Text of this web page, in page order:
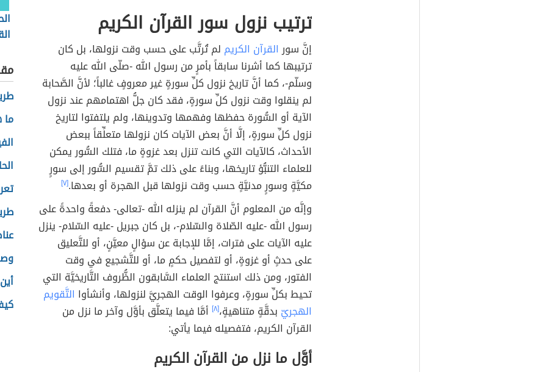
ترتيب نزول سور القرآن الكريم
إنَّ سورالقرآن الكريم لم تُرتَّب على حسب وقت نزولها، بل كان
ترتيبها كما أشرنا سابقاً بأمرٍ من رسول الله -صلّى الله عليه
وسلّم-، كما أنَّ تاريخ نزول كلِّ سورةٍ غير معروفٍ غالباً؛ لأنَّ الصَّحابة
لم ينقلوا وقت نزول كلِّ سورةٍ، فقد كان جلُّ اهتمامهم عند نزول
الآية أو السُّورة حفظها وفهمها وتدوينها، ولم يلتفتوا لتاريخ
نزول كلِّ سورةٍ، إلَّا أنَّ بعض الآيات كان نزولها متعلِّقاً ببعض
الأحداث، كالآيات التي كانت تنزل بعد غزوةٍ ما، فتلك السُّور يمكن
للعلماء التنبُّؤ تاريخها، وبناءً على ذلك تمَّ تقسيم السُّور إلى سورٍ
مكيَّةٍ وسورٍ مدنيَّةٍ حسب وقت نزولها قبل الهجرة أو بعدها.[٧]
وإنَّه من المعلوم أنَّ القرآن لم ينزله الله -تعالى- دفعةً واحدةً على
رسول الله -عليه الصّلاة والسّلام-، بل كان جبريل -عليه السّلام- ينزل
عليه الآيات على فترات، إمَّا للإجابة عن سؤالٍ معيَّنٍ، أو للتَّعليق
على حدثٍ أو غزوةٍ، أو لتفصيل حكمٍ ما، أو للتَّشجيع في وقت
الفتور، ومن ذلك استنتج العلماء السَّابقون الظُّروف التَّاريخيَّة التي
تحيط بكلِّ سورةٍ، وعرفوا الوقت الهجريَّ لنزولها، وأنشأوا التَّقويم
الهجريّ بدقَّةٍ متناهيةٍ،[٨]
أمَّا فيما يتعلَّق بأوَّل وآخر ما نزل من
القرآن الكريم، فتفصيله فيما يأتي:
أوَّل ما نزل من القرآن الكريم
ما